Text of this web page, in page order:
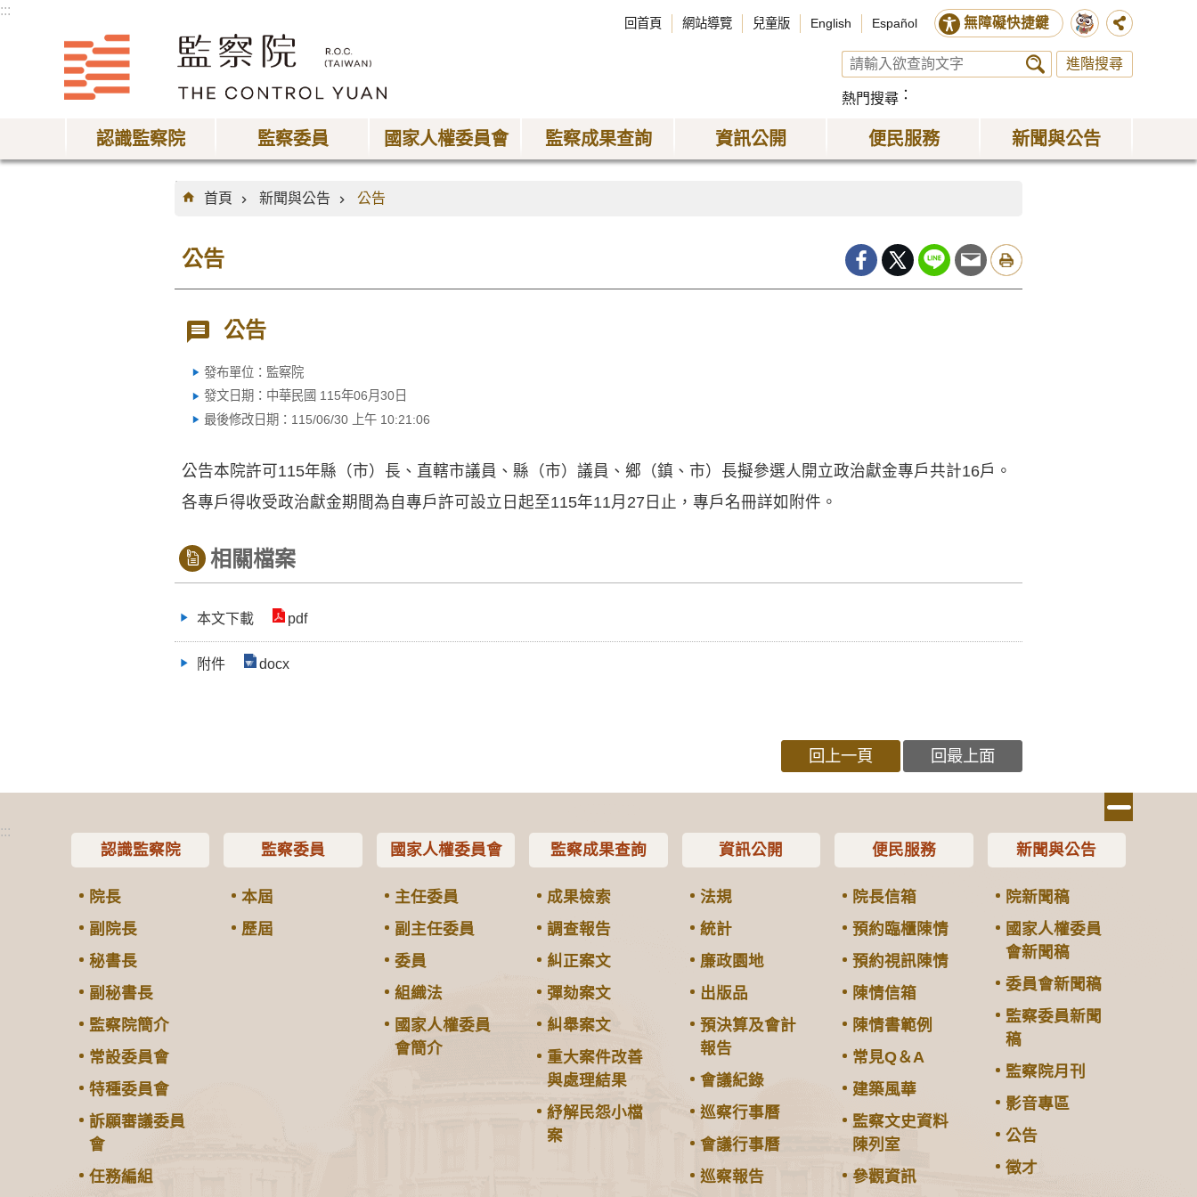
:::
回首頁 網站導覽 兒童版 English Español 無障礙快捷鍵
進階搜尋
熱門搜尋
認識監察院 監察委員 國家人權委員會 監察成果查詢 資訊公開 便民服務 新聞與公告
:::
首頁
新聞與公告 公告
公告
公告
發布單位：監察院
發文日期：中華民國 115年06月30日
最後修改日期：115/06/30 上午 10:21:06
公告本院許可115年縣（市）長、直轄市議員、縣（市）議員、鄉（鎮、市）長擬參選人開立政治獻金專戶共計16戶。
各專戶得收受政治獻金期間為自專戶許可設立日起至115年11月27日止，專戶名冊詳如附件。
相關檔案
本文下載 pdf
附件 docx
回上一頁 回最上面
:::
認識監察院
院長
副院長
秘書長
副秘書長
監察院簡介
常設委員會
特種委員會
訴願審議委員
會
任務編組
監察委員
本屆
歷屆
國家人權委員會
主任委員
副主任委員
委員
組織法
國家人權委員
會簡介
監察成果查詢
成果檢索
調查報告
糾正案文
彈劾案文
糾舉案文
重大案件改善
與處理結果
紓解民怨小檔
案
資訊公開
法規
統計
廉政園地
出版品
預決算及會計
報告
會議紀錄
巡察行事曆
會議行事曆
巡察報告
便民服務
院長信箱
預約臨櫃陳情
預約視訊陳情
陳情信箱
陳情書範例
常見Q＆A
建築風華
監察文史資料
陳列室
參觀資訊
新聞與公告
院新聞稿
國家人權委員
會新聞稿
委員會新聞稿
監察委員新聞
稿
監察院月刊
影音專區
公告
徵才